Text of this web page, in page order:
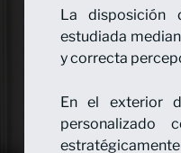
La disposición
estudiada
y correcta
En el exterior
personalizado